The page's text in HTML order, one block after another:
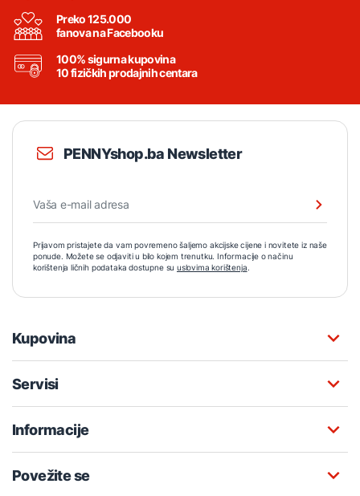
Preko 125.000
fanova na Facebooku
100% sigurna kupovina
10 fizičkih prodajnih centara
PENNYshop.ba Newsletter
Prijavom pristajete da vam povremeno šaljemo akcijske cijene i novitete iz naše
ponude. Možete se odjaviti u bilo kojem trenutku. Informacije o načinu
korištenja ličnih podataka dostupne su uslovima korištenja.
Kupovina
Servisi
Informacije
Povežite se